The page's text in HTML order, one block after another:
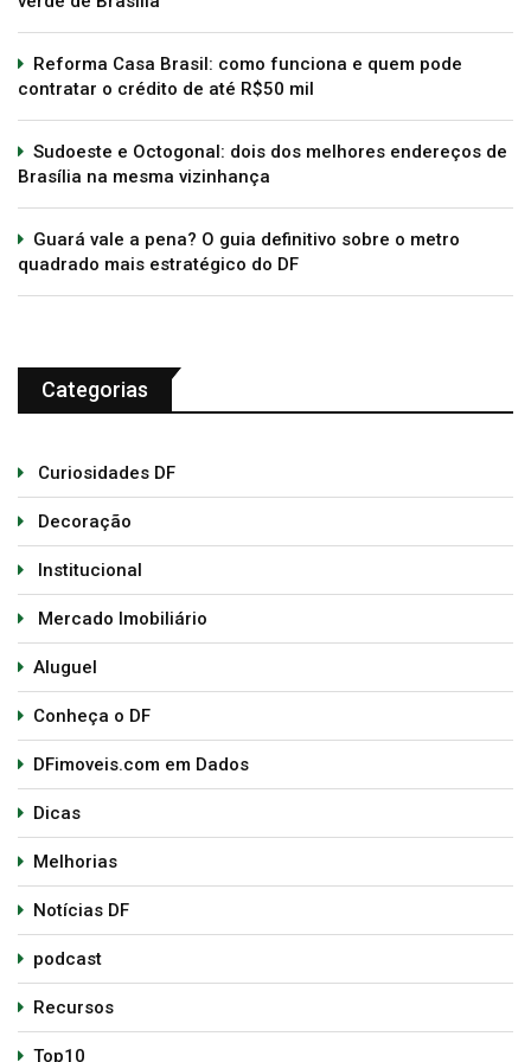
Reforma Casa Brasil: como funciona e quem pode
contratar o crédito de até R$50 mil
Sudoeste e Octogonal: dois dos melhores endereços de
Brasília na mesma vizinhança
Guará vale a pena? O guia definitivo sobre o metro
quadrado mais estratégico do DF
Categorias
Curiosidades DF
Decoração
Institucional
Mercado Imobiliário
Aluguel
Conheça o DF
DFimoveis.com em Dados
Dicas
Melhorias
Notícias DF
podcast
Recursos
Top10